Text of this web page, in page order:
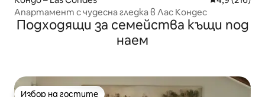
Апартамент с чудесна гледка в Лас Кондес
Подходящи за семейства къщи под
наем
Избор на гостите